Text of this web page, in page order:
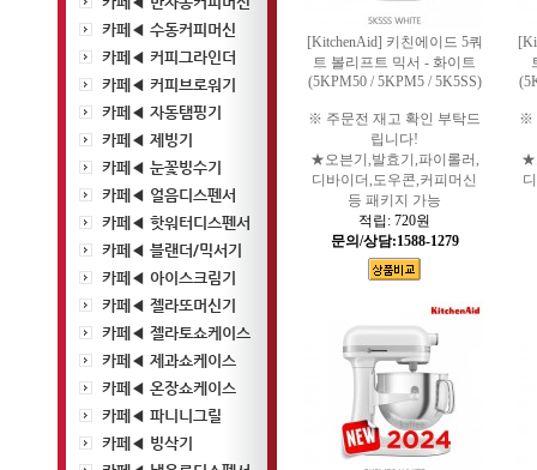
카페◀ 수동커피머신
카페◀ 커피그라인더
카페◀ 커피브로워기
카페◀ 자동탬핑기
카페◀ 제빙기
카페◀ 눈꽃빙수기
카페◀ 얼음디스펜서
카페◀ 핫워터디스펜서
카페◀ 블랜더/믹서기
카페◀ 아이스크림기
카페◀ 젤라또머신기
카페◀ 젤라토쇼케이스
카페◀ 제과쇼케이스
카페◀ 온장쇼케이스
카페◀ 파니니그릴
카페◀ 빙삭기
[KitchenAid] 키친에이드 5쿼
트 볼리프트 믹서 - 화이트
(5KPM50 / 5KPM5 / 5K5SS)
※ 주문전 재고 확인 부탁드
립니다!
★오븐기,발효기,파이롤러,
디바이더,도우콘,커피머신
등 패키지 가능
적립: 720원
문의/상담:1588-1279
※
★